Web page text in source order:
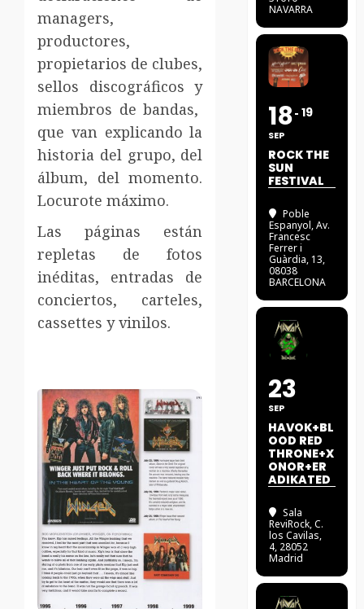
managers,
productores,
propietarios de clubes,
sellos discográficos y
miembros de bandas,
que van explicando la
historia del grupo, del
álbum, del momento.
Locurote máximo.
Las páginas están
repletas de fotos
inéditas, entradas de
conciertos, carteles,
cassettes y vinilos.
NAVARRA
18
SEP
19
ROCK THE
SUN
FESTIVAL
Poble
Espanyol, Av.
Francesc
Ferrer i
Guàrdia, 13,
08038
BARCELONA
23
SEP
HAVOK+BL
OOD RED
THRONE+X
ONOR+ER
ADIKATED
Sala
ReviRock, C.
los Cavilas,
4, 28052
Madrid